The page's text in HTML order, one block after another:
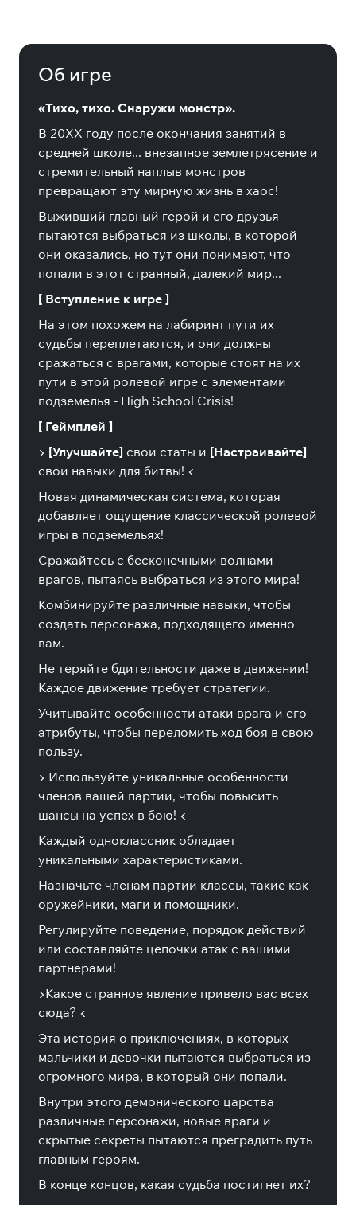
Об игре
«Тихо, тихо. Снаружи монстр».
В 20XX году после окончания занятий в
средней школе... внезапное землетрясение и
стремительный наплыв монстров
превращают эту мирную жизнь в хаос!
Выживший главный герой и его друзья
пытаются выбраться из школы, в которой
они оказались, но тут они понимают, что
попали в этот странный, далекий мир...
[ Вступление к игре ]
На этом похожем на лабиринт пути их
судьбы переплетаются, и они должны
сражаться с врагами, которые стоят на их
пути в этой ролевой игре с элементами
подземелья - High School Crisis!
[ Геймплей ]
▶️ [Улучшайте] свои статы и [Настраивайте]
свои навыки для битвы! ◀️
Новая динамическая система, которая
добавляет ощущение классической ролевой
игры в подземельях!
Сражайтесь с бесконечными волнами
врагов, пытаясь выбраться из этого мира!
Комбинируйте различные навыки, чтобы
создать персонажа, подходящего именно
вам.
Не теряйте бдительности даже в движении!
Каждое движение требует стратегии.
Учитывайте особенности атаки врага и его
атрибуты, чтобы переломить ход боя в свою
пользу.
▶️ Используйте уникальные особенности
членов вашей партии, чтобы повысить
шансы на успех в бою! ◀️
Каждый одноклассник обладает
уникальными характеристиками.
Назначьте членам партии классы, такие как
оружейники, маги и помощники.
Регулируйте поведение, порядок действий
или составляйте цепочки атак с вашими
партнерами!
▶️Какое странное явление привело вас всех
сюда? ◀️
Эта история о приключениях, в которых
мальчики и девочки пытаются выбраться из
огромного мира, в который они попали.
Внутри этого демонического царства
различные персонажи, новые враги и
скрытые секреты пытаются преградить путь
главным героям.
В конце концов, какая судьба постигнет их?